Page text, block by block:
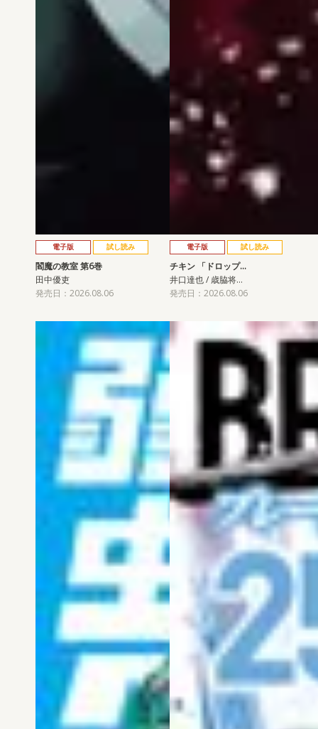
電子版 試し読み
閻魔の教室 第6巻
田中優吏
発売日：2026.08.06
電子版 試し読み
チキン 「ドロップ…
井口達也 / 歳脇将…
発売日：2026.08.06